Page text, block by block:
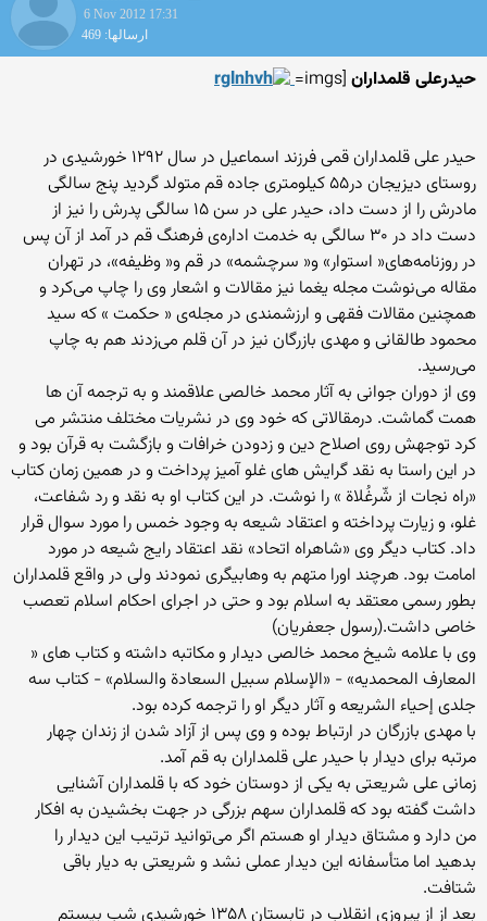
6 Nov 2012 17:31
ارسالها: 469
حیدرعلی قلمداران [imgs=
حیدر علی قلمداران قمی فرزند اسماعیل در سال ۱۲۹۲ خورشیدی در
روستای دیزیجان در۵۵ کیلومتری جاده قم متولد گردید پنج سالگی
مادرش را از دست داد، حیدر علی در سن ۱۵ سالگی پدرش را نیز از
دست داد در ۳۰ سالگی به خدمت اداره‌ی فرهنگ قم در آمد از آن پس
در روزنامه‌های« استوار» و« سرچشمه» در قم و« وظیفه»، در تهران
مقاله می‌نوشت مجله یغما نیز مقالات و اشعار وی را چاپ می‌کرد و
همچنین مقالات فقهی و ارزشمندی در مجله‌ی « حکمت » که سید
محمود طالقانی و مهدی بازرگان نیز در آن قلم می‌زدند هم به چاپ
می‌رسید.
وی از دوران جوانی به آثار محمد خالصی علاقمند و به ترجمه آن ها
همت گماشت. درمقالاتی که خود وی در نشریات مختلف منتشر می
کرد توجهش روی اصلاح دین و زدودن خرافات و بازگشت به قرآن بود و
در این راستا به نقد گرایش های غلو آمیز پرداخت و در همین زمان کتاب
«راه نجات از شّرغُلاة » را نوشت. در این کتاب او به نقد و رد شفاعت،
غلو، و زیارت پرداخته و اعتقاد شیعه به وجود خمس را مورد سوال قرار
داد. کتاب دیگر وی «شاهراه اتحاد» نقد اعتقاد رایج شیعه در مورد
امامت بود. هرچند اورا متهم به وهابیگری نمودند ولی در واقع قلمداران
بطور رسمی معتقد به اسلام بود و حتی در اجرای احکام اسلام تعصب
خاصی داشت.(رسول جعفریان)
وی با علامه شیخ محمد خالصی دیدار و مکاتبه داشته و کتاب های «
المعارف المحمدیه» - «الإسلام سبیل السعادة والسلام» - کتاب سه
جلدی إحیاء الشریعه و آثار دیگر او را ترجمه کرده بود.
با مهدی بازرگان در ارتباط بوده و وی پس از آزاد شدن از زندان چهار
مرتبه برای دیدار با حیدر علی قلمداران به قم آمد.
زمانی علی شریعتی به یکی از دوستان خود که با قلمداران آشنایی
داشت گفته بود که قلمداران سهم بزرگی در جهت بخشیدن به افکار
من دارد و مشتاق دیدار او هستم اگر می‌توانید ترتیب این دیدار را
بدهید اما متأسفانه این دیدار عملی نشد و شریعتی به دیار باقی
شتافت.
بعد از از پیروزی انقلاب در تابستان ۱۳۵۸ خورشیدی شب بیستم